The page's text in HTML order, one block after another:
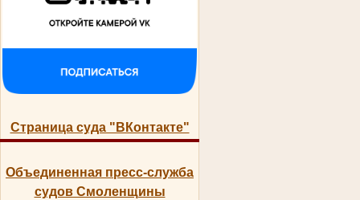
Страница суда "ВКонтакте"
Объединенная пресс-служба
судов Смоленщины